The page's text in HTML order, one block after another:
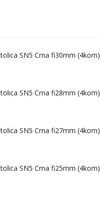
SN5 Crna fi30mm (4kom)
SN5 Crna fi28mm (4kom)
SN5 Crna fi27mm (4kom)
SN5 Crna fi25mm (4kom)